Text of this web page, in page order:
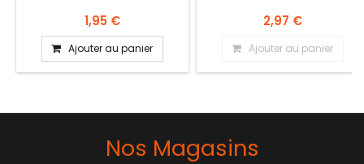
1,95 €
Ajouter au panier
2,97 €
Ajouter au panier
Nos Magasins